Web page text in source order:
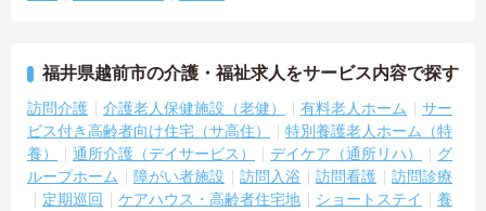
福井県越前市の介護・福祉求人をサービス内容で探す
訪問介護 介護老人保健施設（老健） 有料老人ホーム
サー
ビス付き高齢者向け住宅（サ高住）
特別養護老人ホーム（特
養）
通所介護（デイサービス） デイケア（通所リハ）
グ
ループホーム
障がい者施設 訪問入浴 訪問看護
訪問診療
定期巡回
ケアハウス・高齢者住宅地 ショートステイ
養